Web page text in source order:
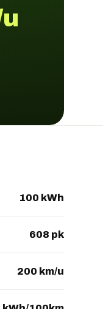
100 kWh
608 pk
200 km/u